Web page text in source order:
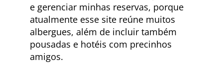
e gerenciar minhas reservas, porque
atualmente esse site reúne muitos
albergues, além de incluir também
pousadas e hotéis com precinhos
amigos.